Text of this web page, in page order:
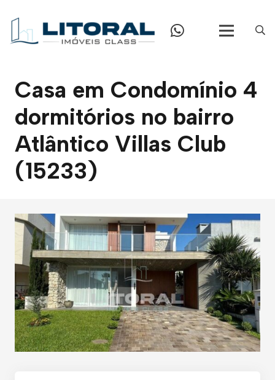
Casa em Condomínio 4
dormitórios no bairro
Atlântico Villas Club
(15233)